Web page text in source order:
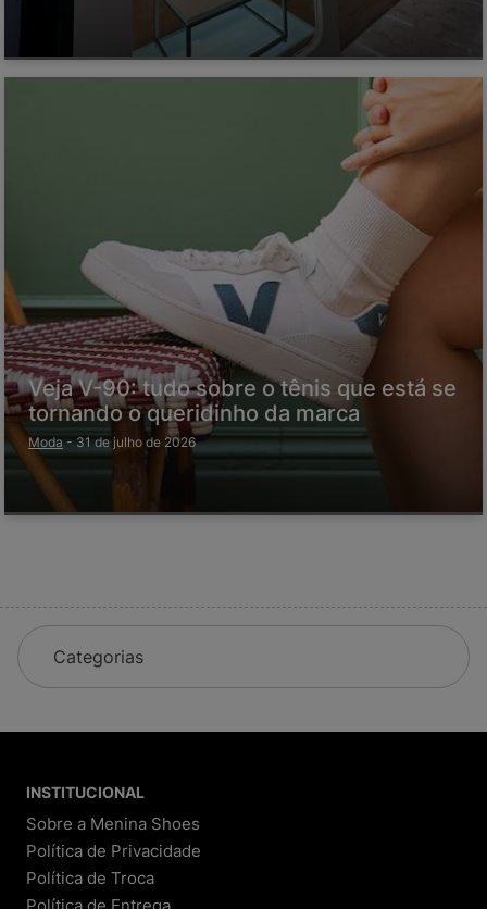
Veja V-90: tudo sobre o tênis que está se
tornando o queridinho da marca
Moda - 31 de julho de 2026
Categorias
INSTITUCIONAL
Sobre a Menina Shoes
Política de Privacidade
Política de Troca